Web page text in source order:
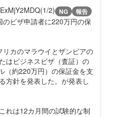
2) NG 報告
のビザ申請者に220万円の保
リカのマラウイとザンビアの
はビジネスビザ（査証）の
（約220万円）の保証金を支
方針を発表した。が発表し
れは12カ月間の試験的な制